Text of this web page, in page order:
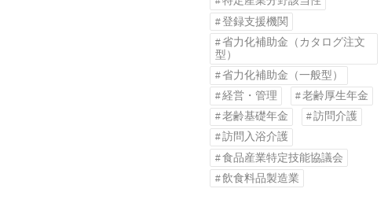
登録支援機関
省力化補助金（カタログ注文
型）
省力化補助金（一般型）
経営・管理
老齢厚生年金
老齢基礎年金
訪問介護
訪問入浴介護
食品産業特定技能協議会
飲食料品製造業